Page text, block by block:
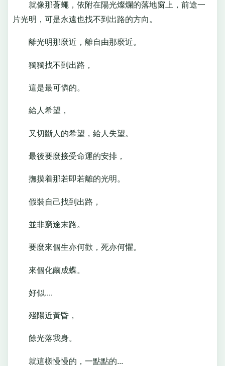
就像那蒼蠅，依附在陽光燦爛的落地窗上，前途一
片光明，可是永遠也找不到出路的方向。
離光明那麼近，離自由那麼近。
獨獨找不到出路，
這是最可憐的。
給人希望，
又切斷人的希望，給人失望。
最後要麼接受命運的安排，
撫摸着那若即若離的光明。
假裝自己找到出路，
並非窮途末路。
要麼來個生亦何歡，死亦何懼。
來個化繭成蝶。
好似....
殘陽近黃昏，
餘光落我身。
就這樣慢慢的，一點點的...